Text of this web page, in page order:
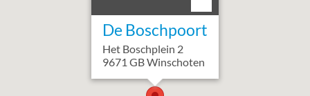
De Boschpoort
Het Boschplein 2
9671 GBWinschoten